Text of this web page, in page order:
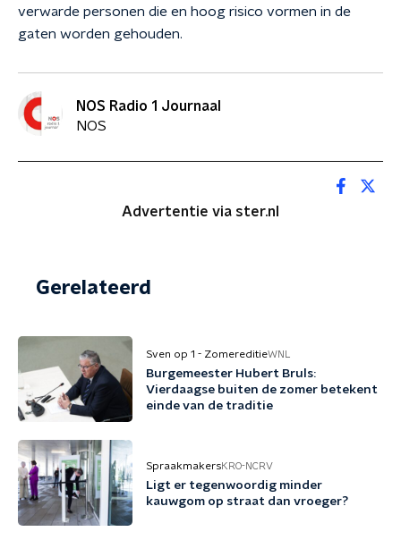
verwarde personen die en hoog risico vormen in de
gaten worden gehouden.
NOS Radio 1 Journaal
NOS
Advertentie via ster.nl
Gerelateerd
Sven op 1 - ZomereditieWNL
Burgemeester Hubert Bruls:
Vierdaagse buiten de zomer betekent
einde van de traditie
SpraakmakersKRO-NCRV
Ligt er tegenwoordig minder
kauwgom op straat dan vroeger?